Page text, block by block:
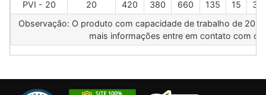
PVI - 20
20 420 380 660 135 15
Observação: O produto com capacidade de trabalho de 20
mais informações entre em contato com o